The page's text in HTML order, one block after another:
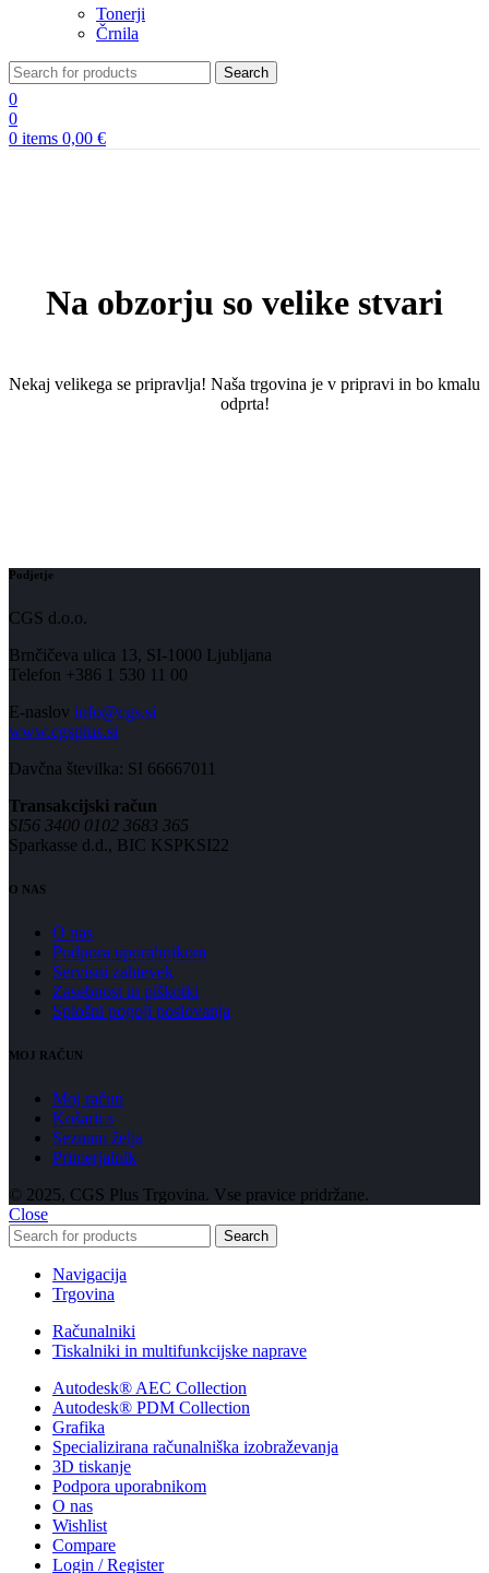
Tonerji
Črnila
Search
0
0
0 items 0,00 €
Na obzorju so velike stvari
Nekaj ​​velikega se pripravlja! Naša trgovina je v pripravi in ​​bo kmalu
odprta!
Podjetje
CGS d.o.o.
Brnčičeva ulica 13, SI-1000 Ljubljana
Telefon +386 1 530 11 00
E-naslov info@cgs.si
www.cgsplus.si
Davčna številka: SI 66667011
Transakcijski račun
SI56 3400 0102 3683 365
Sparkasse d.d., BIC KSPKSI22
O NAS
O nas
Podpora uporabnikom
Servisni zahtevek
Zasebnost in piškotki
Splošni pogoji poslovanja
MOJ RAČUN
Moj račun
Košarica
Seznam želja
Primerjalnik
© 2025, CGS Plus Trgovina. Vse pravice pridržane.
Close
Search
Navigacija
Trgovina
Računalniki
Tiskalniki in multifunkcijske naprave
Autodesk® AEC Collection
Autodesk® PDM Collection
Grafika
Specializirana računalniška izobraževanja
3D tiskanje
Podpora uporabnikom
O nas
Wishlist
Compare
Login / Register